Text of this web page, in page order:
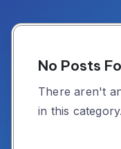
No Posts
There aren't
in this category.